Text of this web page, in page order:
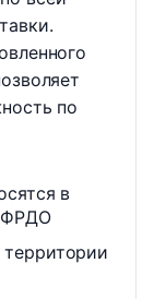
по
в
ФРДО